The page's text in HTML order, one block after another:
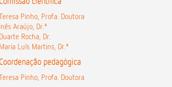
Pinho, Profa. Doutora
Inês Araújo, Dr.ª
Duarte Rocha, Dr.
Maria Luís Martins, Dr.ª
Coordenação pedagógica
Pinho, Profa. Doutora